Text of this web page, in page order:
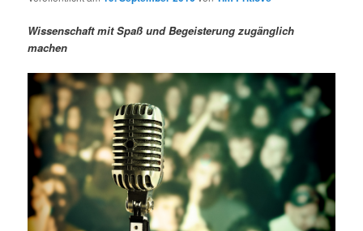
ä
r
e
I
n
n
d
ä
e
n
n
v
i
g
t
i
o
Wissenschaft mit Spaß und Begeisterung zugänglich
machen